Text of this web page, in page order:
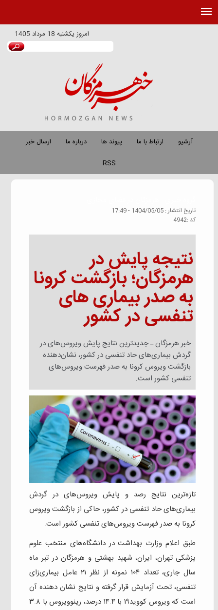
امروزيكشنبه 18 مرداد 1405
آرشیو ارتباط با ما پیوند ها درباره ما
ارسال خبر
RSS
تاريخ انتشار : 1404/05/05 - 17:49
كد :4942
نتیجه پایش در
هرمزگان؛ بازگشت کرونا
به صدر بیماری های
تنفسی در کشور
خبر هرمزگان ـ جدیدترین نتایج پایش ویروس‌های در
گردش بیماری‌های حاد تنفسی در کشور، نشان‌دهنده
بازگشت ویروس کرونا به صدر فهرست ویروس‌های
تنفسی کشور است.
تازه‌ترین نتایج رصد و پایش ویروس‌های در گردش
بیماری‌های حاد تنفسی در کشور، حاکی از بازگشت ویروس
کرونا به صدر فهرست ویروس‌های تنفسی کشور است.
طبق اعلام وزارت بهداشت در دانشگاه‌های منتخب علوم
پزشکی تهران، ایران، شهید بهشتی و هرمزگان در تیر ماه
سال جاری، تعداد ۱۰۴ نمونه از نظر ۲۱ عامل بیماری‌زای
تنفسی، تحت آزمایش قرار گرفته و نتایج نشان دهنده آن
است که ویروس کووید۱۹ با ۱۴.۴ درصد، رینوویروس با ۳.۸